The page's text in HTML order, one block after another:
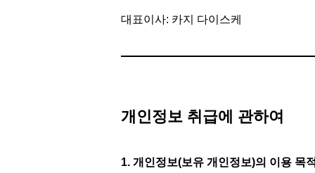
대표이사: 카지 다이스케
개인정보 취급에 관하여
1. 개인정보(보유 개인정보)의 이용 목적